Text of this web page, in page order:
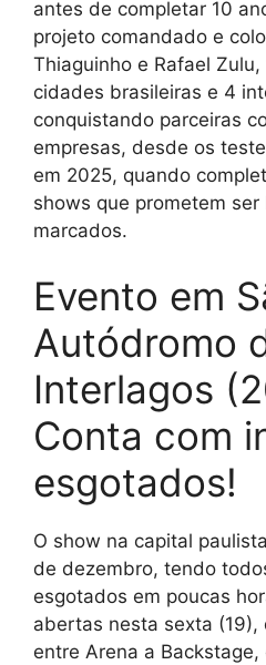
antes de completar 10
projeto comandado e
Thiaguinho e Rafael
cidades brasileiras e 4
conquistando parceiras
empresas, desde os
em 2025, quando
shows que prometem ser
marcados.
Evento em
Autódromo
Interlagos
Conta com
esgotados!
O show na capital
de dezembro, tendo
esgotados em poucas
abertas nesta sexta
entre Arena a